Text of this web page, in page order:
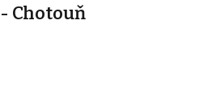
Chotouň